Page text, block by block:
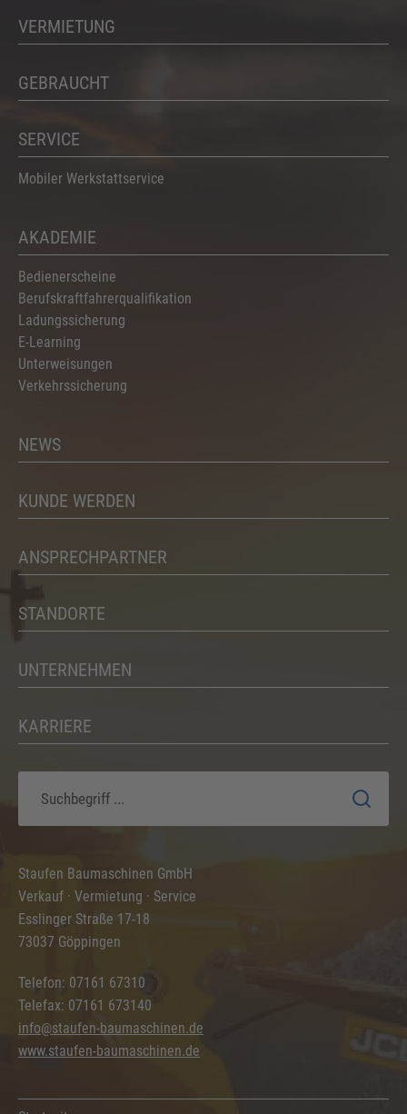
VERMIETUNG
GEBRAUCHT
SERVICE
Mobiler Werkstattservice
AKADEMIE
Bedienerscheine
Berufskraftfahrerqualifikation
Ladungssicherung
E-Learning
Unterweisungen
Verkehrssicherung
NEWS
KUNDE WERDEN
ANSPRECHPARTNER
STANDORTE
UNTERNEHMEN
KARRIERE
Staufen Baumaschinen GmbH
Verkauf · Vermietung · Service
Esslinger Straße 17-18
73037 Göppingen
Telefon: 07161 67310
Telefax: 07161 673140
info@staufen-baumaschinen.de
www.staufen-baumaschinen.de